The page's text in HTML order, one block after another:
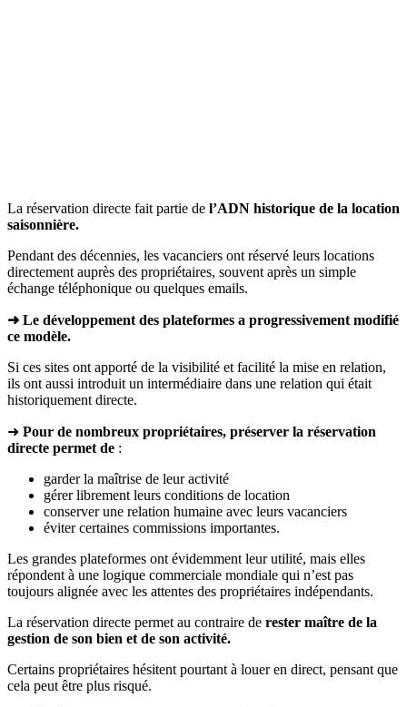
La réservation directe fait partie de l’ADN historique de la location
saisonnière.
Pendant des décennies, les vacanciers ont réservé leurs locations
directement auprès des propriétaires, souvent après un simple
échange téléphonique ou quelques emails.
➜ Le développement des plateformes a progressivement modifié
ce modèle.
Si ces sites ont apporté de la visibilité et facilité la mise en relation,
ils ont aussi introduit un intermédiaire dans une relation qui était
historiquement directe.
➜ Pour de nombreux propriétaires, préserver la réservation
directe permet de :
garder la maîtrise de leur activité
gérer librement leurs conditions de location
conserver une relation humaine avec leurs vacanciers
éviter certaines commissions importantes.
Les grandes plateformes ont évidemment leur utilité, mais elles
répondent à une logique commerciale mondiale qui n’est pas
toujours alignée avec les attentes des propriétaires indépendants.
La réservation directe permet au contraire de rester maître de la
gestion de son bien et de son activité.
Certains propriétaires hésitent pourtant à louer en direct, pensant que
cela peut être plus risqué.